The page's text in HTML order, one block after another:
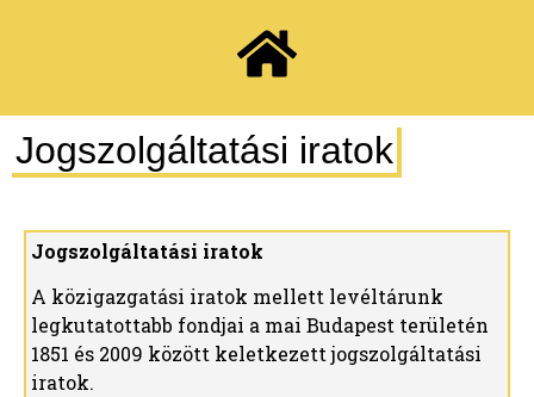
Jogszolgáltatási iratok
Jogszolgáltatási iratok
A közigazgatási iratok mellett levéltárunk
legkutatottabb fondjai a mai Budapest területén
1851 és 2009 között keletkezett jogszolgáltatási
iratok.